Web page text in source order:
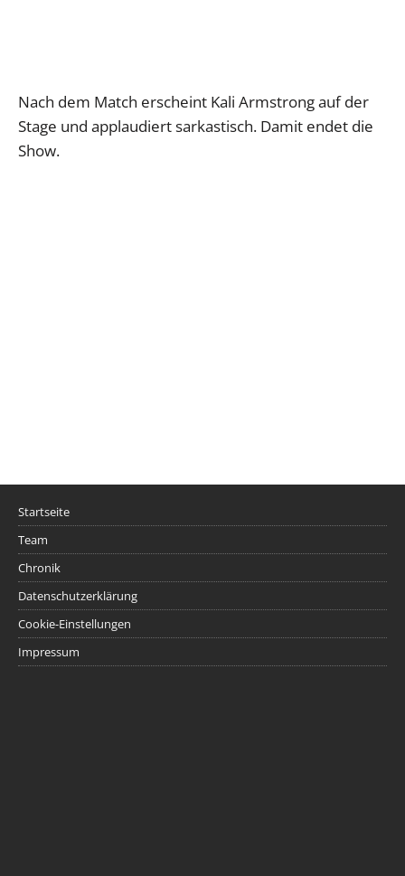
Nach dem Match erscheint Kali Armstrong auf der
Stage und applaudiert sarkastisch. Damit endet die
Show.
Startseite
Team
Chronik
Datenschutzerklärung
Cookie-Einstellungen
Impressum